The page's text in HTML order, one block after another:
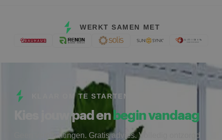
WERKT SAMEN MET
KLAAR OM TE STARTEN
Kies jouw pad enbegin vandaag
Geen verplichtingen. Gratis advies. Volledig ontzorgd